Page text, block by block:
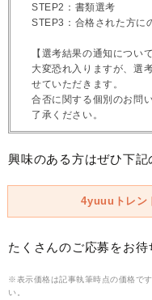
STEP2：書類選考
STEP3：合格された方に
【選考結果の通知について
大変恐れ入りますが、選
せていただきます。
合否に関する個別のお問
了承ください。
興味のある方はぜひ下記
4yuuuトレン
たくさんのご応募をお待
※表示価格は記事執筆時点の価格で
い。